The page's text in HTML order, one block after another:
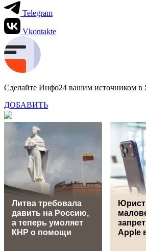
Telegram
Vkontakte
Сделайте Инфо24 вашим источником в
ДОБАВИТЬ
Литва требовала
давить на Россию,
а теперь умоляет
КНР о помощи
Юрист
Apple